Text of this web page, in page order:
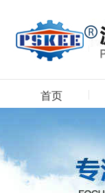
首页
下载中心